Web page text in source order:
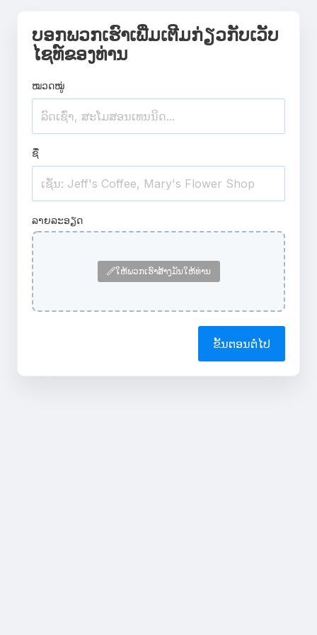
ບອກພວກເຮົາເພີ່ມເຕີມກ່ຽວກັບເວັບ
ໄຊທ໌ຂອງທ່ານ
ໝວດໝູ່
ຊື່
ລາຍລະອຽດ
ໃຫ້ພວກເຮົາສ້າງມັນໃຫ້ທ່ານ
ຂັ້ນຕອນຕໍ່ໄປ